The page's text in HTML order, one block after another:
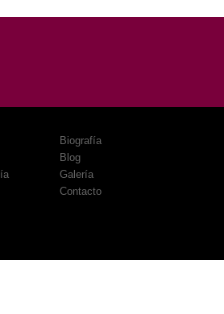
Biografía
Blog
Galería
Contacto